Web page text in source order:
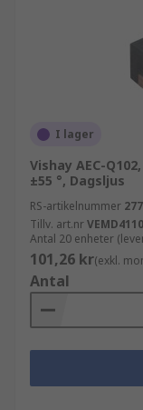
I lager
Vishay AEC-
±55 °, Dagsljus
RS-artikelnummer
Tillv. art.nr
Antal 20 enheter
101,26 kr(exkl.
Antal